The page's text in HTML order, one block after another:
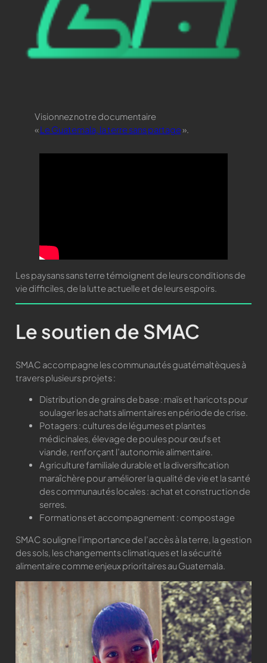
Visionnez notre documentaire
«Le Guatemala, la terre sans partage».
Les paysans sans terre témoignent de leurs conditions de
vie difficiles, de la lutte actuelle et de leurs espoirs.
Le soutien de SMAC
SMAC accompagne les communautés guatémaltèques à
travers plusieurs projets :
Distribution de grains de base : maïs et haricots pour
soulager les achats alimentaires en période de crise.
Potagers : cultures de légumes et plantes
médicinales, élevage de poules pour œufs et
viande, renforçant l’autonomie alimentaire.
Agriculture familiale durable et la diversification
maraîchère pour améliorer la qualité de vie et la santé
des communautés locales : achat et construction de
serres.
Formations et accompagnement : compostage
SMAC souligne l’importance de l’accès à la terre, la gestion
des sols, les changements climatiques et la sécurité
alimentaire comme enjeux prioritaires au Guatemala.